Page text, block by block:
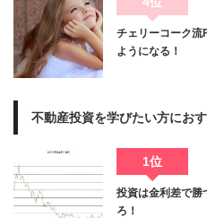
チェリーコーク流
ようになる！
不動産投資を学びたい方にお
1位
投資は金利差で勝
ろ！